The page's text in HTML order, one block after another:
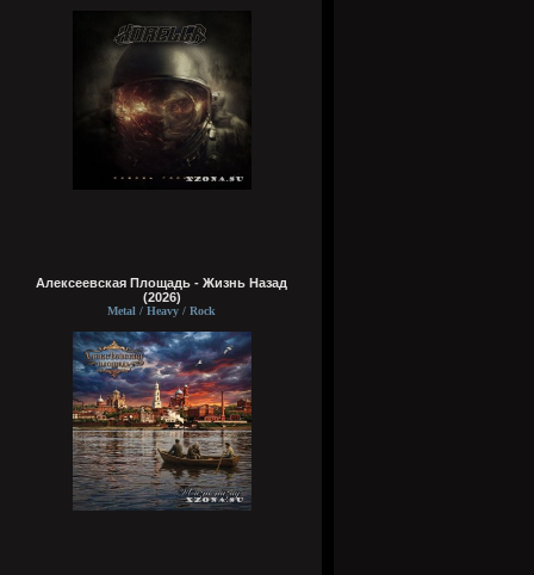
Алексеевская Площадь - Жизнь Назад
(2026)
Metal / Heavy / Rock